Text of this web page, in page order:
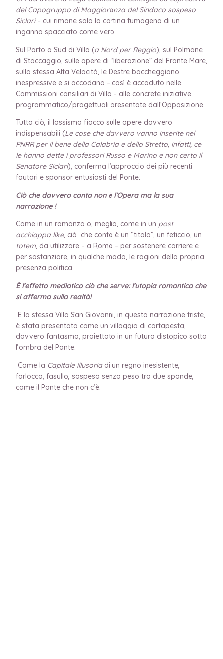
del Capogruppo di Maggioranza del Sindaco sospeso
Siclari– cui rimane solo la cortina fumogena di un
inganno spacciato come vero.
Sul Porto a Sud di Villa (a Nord per Reggio), sul Polmone
di Stoccaggio, sulle opere di “liberazione” del Fronte Mare,
sulla stessa Alta Velocità, le Destre boccheggiano
inespressive e si accodano – così è accaduto nelle
Commissioni consiliari di Villa – alle concrete iniziative
programmatico/progettuali presentate dall’Opposizione.
Tutto ciò, il lassismo fiacco sulle opere davvero
indispensabili (Le cose che davvero vanno inserite nel
PNRR per il bene della Calabria e dello Stretto, infatti, ce
le hanno dette i professori Russo e Marino e non certo il
Senatore Siclari), conferma l’approccio dei più recenti
fautori e sponsor entusiasti del Ponte:
Ciò che davvero conta non è l’Opera ma la sua
narrazione !
Come in un romanzo o, meglio, come in un post
acchiappa like, ciò che conta è un “titolo”, un feticcio, un
totem, da utilizzare – a Roma – per sostenere carriere e
per sostanziare, in qualche modo, le ragioni della propria
presenza politica.
È l’effetto mediatico ciò che serve: l’utopia romantica che
si afferma sulla realtà!
E la stessa Villa San Giovanni, in questa narrazione triste,
è stata presentata come un villaggio di cartapesta,
davvero fantasma, proiettato in un futuro distopico sotto
l’ombra del Ponte.
Come la Capitale illusoriadi un regno inesistente,
farlocco, fasullo, sospeso senza peso tra due sponde,
come il Ponte che non c’è.